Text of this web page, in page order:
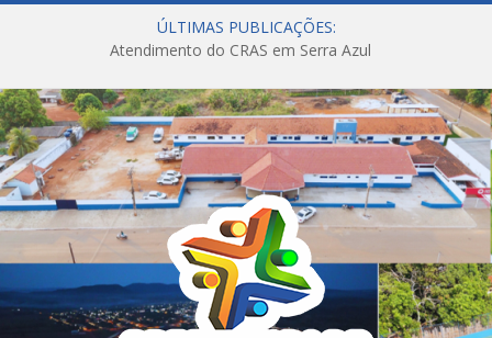
ÚLTIMAS PUBLICAÇÕES:
Atendimento do CRAS em Serra Azul